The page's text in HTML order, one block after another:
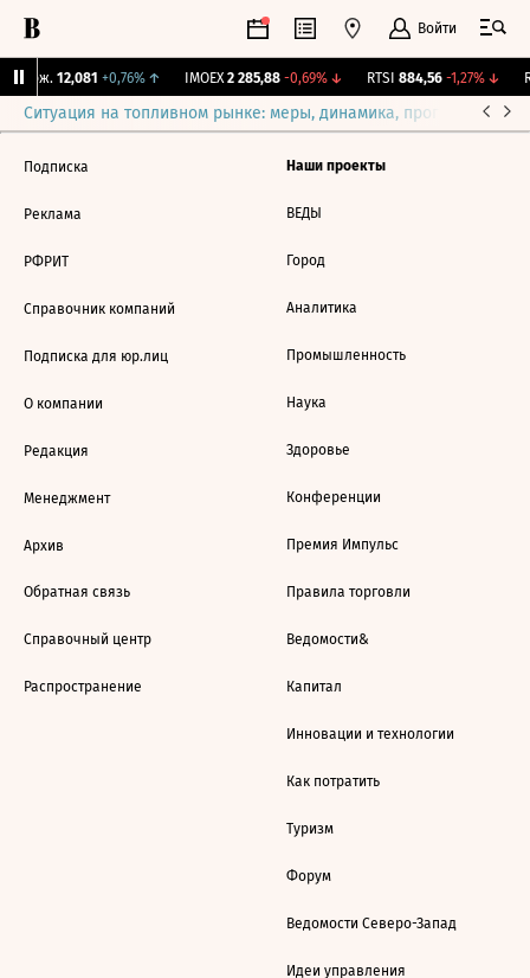
Войти
Бирж. 12,081 +0,76%↑ IMOEX 2 285,88 -0,69%↓ RTSI 884,56 -1,27%↓
Ситуация на топливном рынке: меры, динамика, прогнозы
Подписка
Реклама
РФРИТ
Справочник компаний
Подписка для юр.лиц
О компании
Редакция
Менеджмент
Архив
Обратная связь
Справочный центр
Распространение
Наши проекты
ВЕДЫ
Город
Аналитика
Промышленность
Наука
Здоровье
Конференции
Премия Импульс
Правила торговли
Ведомости&
Капитал
Инновации и технологии
Как потратить
Туризм
Форум
Ведомости Северо-Запад
Идеи управления